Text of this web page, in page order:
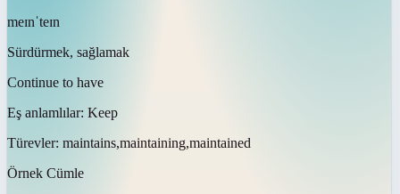
meɪnˈteɪn
Sürdürmek, sağlamak
Continue to have
Eş anlamlılar: Keep
Türevler: maintains,maintaining,maintained
Örnek Cümle